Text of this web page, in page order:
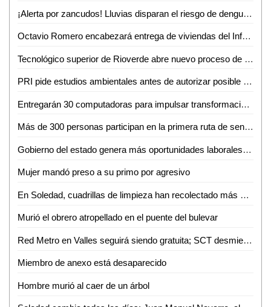
¡Alerta por zancudos! Lluvias disparan el riesgo de dengue, zika y chikungunya
Octavio Romero encabezará entrega de viviendas del Infonavit en Ciudad Valles
Tecnológico superior de Rioverde abre nuevo proceso de admisión por alta demanda
PRI pide estudios ambientales antes de autorizar posible fracking en la Huasteca Potosina
Entregarán 30 computadoras para impulsar transformación digital de negocios de la Huasteca
Más de 300 personas participan en la primera ruta de senderismo por la reinserción
Gobierno del estado genera más oportunidades laborales a mujeres potosinas
Mujer mandó preso a su primo por agresivo
En Soledad, cuadrillas de limpieza han recolectado más de 10 toneladas de residuos por la fiesta futbolera
Murió el obrero atropellado en el puente del bulevar
Red Metro en Valles seguirá siendo gratuita; SCT desmiente cobro de 12 pesos
Miembro de anexo está desaparecido
Hombre murió al caer de un árbol